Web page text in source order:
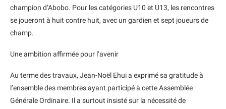
champion d’Abobo. Pour les catégories U10 et U13, les rencontres
se joueront à huit contre huit, avec un gardien et sept joueurs de
champ.
Une ambition affirmée pour l’avenir
Au terme des travaux, Jean-Noël Ehui a exprimé sa gratitude à
l’ensemble des membres ayant participé à cette Assemblée
Générale Ordinaire. Il a surtout insisté sur la nécessité de